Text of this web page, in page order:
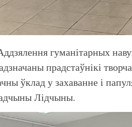
гуманітарных
прадстаўнікі
ўклад у захаванне і
Лідчыны.